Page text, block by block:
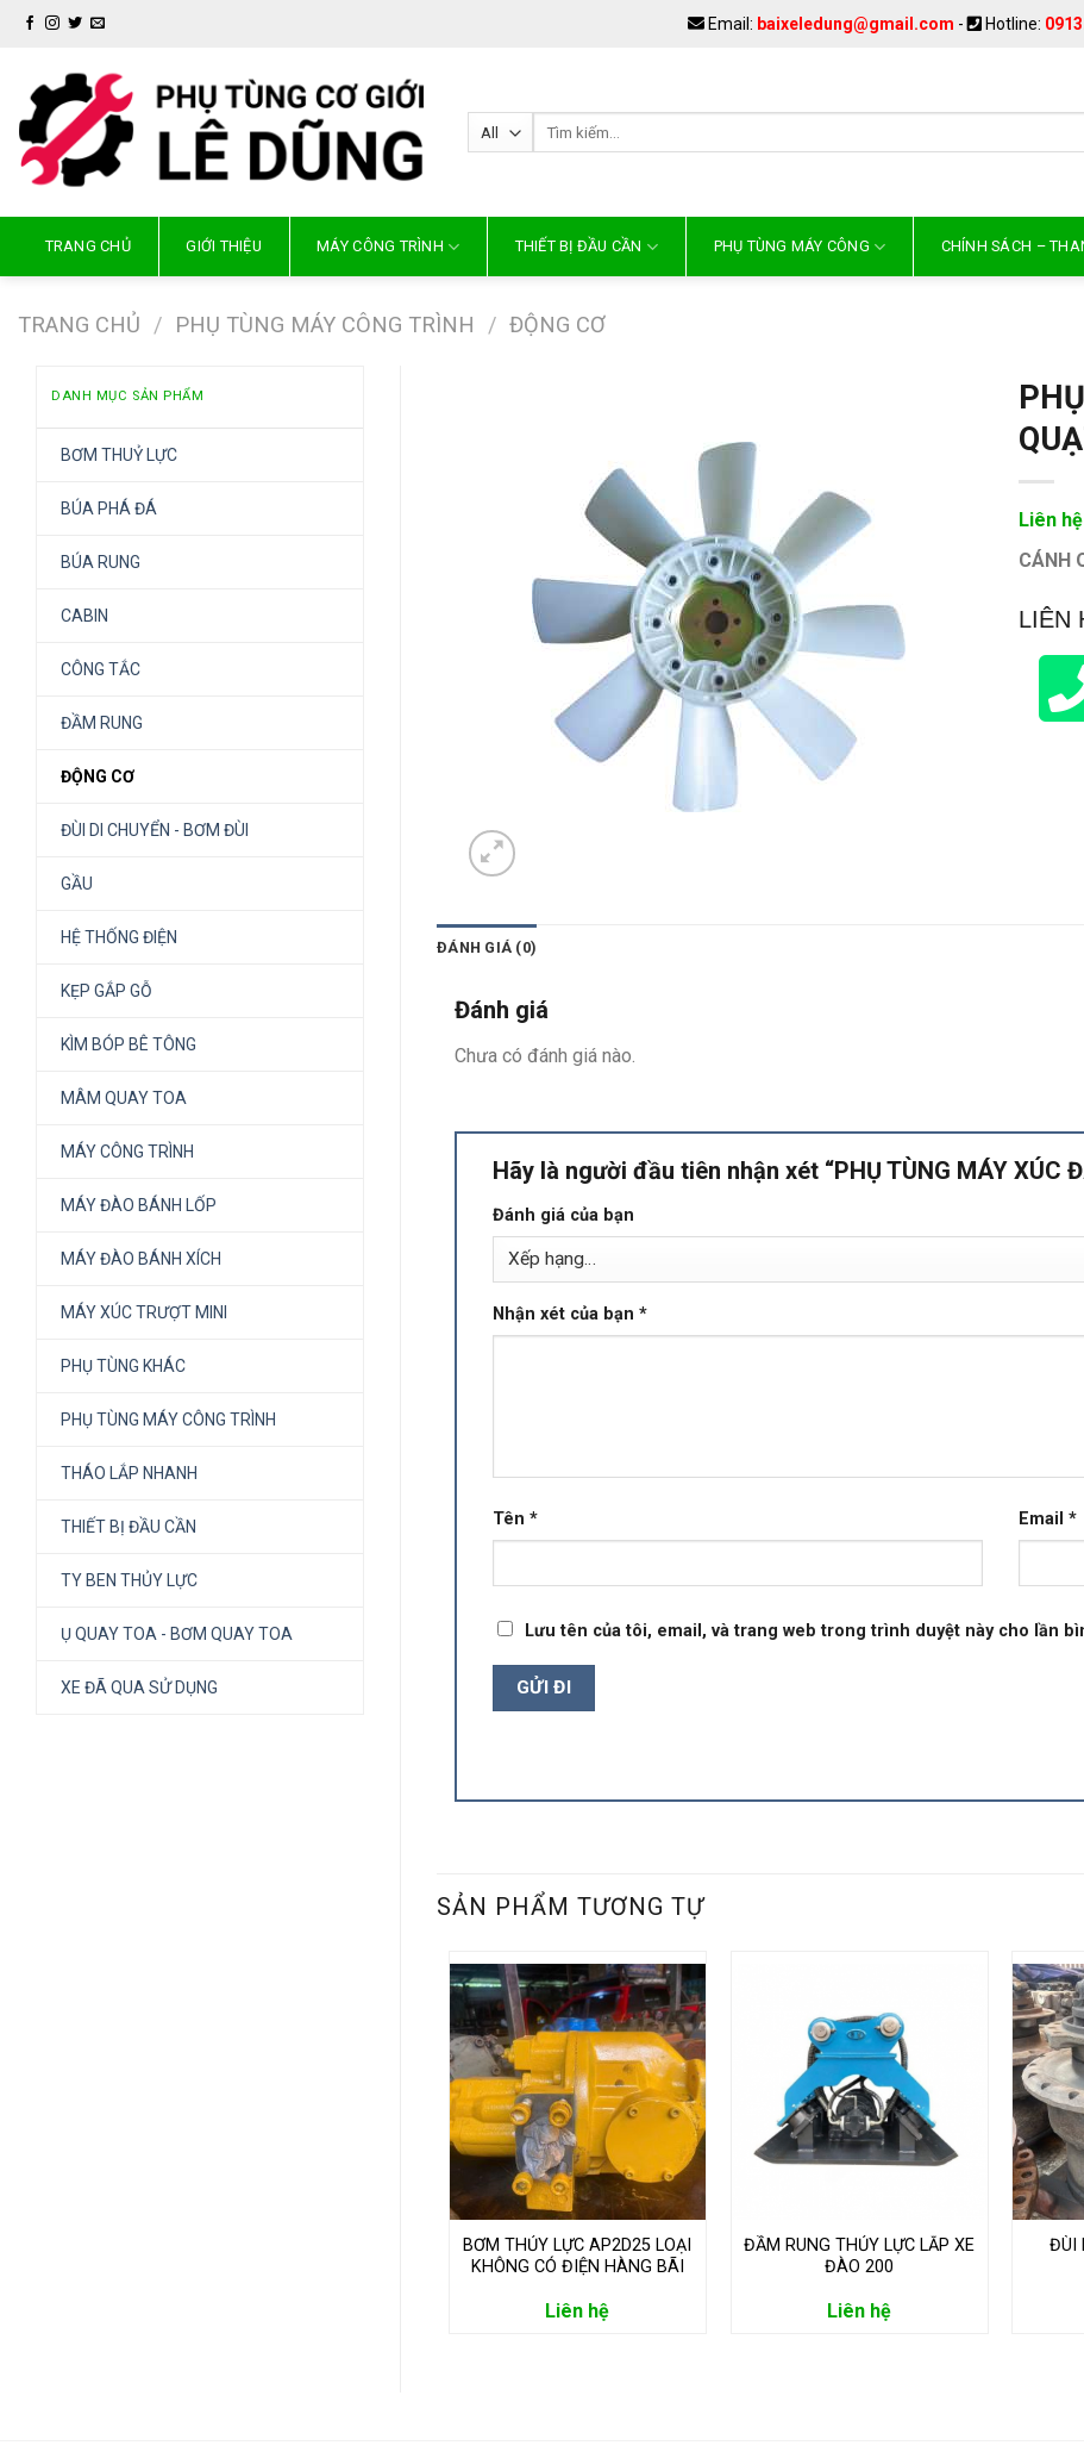
Skip
Email: baixeledung@gmail.com - Hotline:
TRANG CHỦ GIỚI THIỆU MÁY CÔNG TRÌNH THIẾT BỊ ĐẦU CẦN PHỤ TÙNG MÁY CÔNG CHÍNH SÁCH –
TRANG CHỦ / PHỤ TÙNG MÁY CÔNG TRÌNH / ĐỘNG CƠ
DANH MỤC SẢN PHẨM
BƠM THUỶ LỰC
BÚA PHÁ ĐÁ
BÚA RUNG
CABIN
CÔNG TẮC
ĐẦM RUNG
ĐỘNG CƠ
ĐÙI DI CHUYỂN - BƠM ĐÙI
GẦU
HỆ THỐNG ĐIỆN
KẸP GẮP GỖ
KÌM BÓP BÊ TÔNG
MÂM QUAY TOA
MÁY CÔNG TRÌNH
MÁY ĐÀO BÁNH LỐP
MÁY ĐÀO BÁNH XÍCH
MÁY XÚC TRƯỢT MINI
PHỤ TÙNG KHÁC
PHỤ TÙNG MÁY CÔNG TRÌNH
THÁO LẮP NHANH
THIẾT BỊ ĐẦU CẦN
TY BEN THỦY LỰC
Ụ QUAY TOA - BƠM QUAY TOA
XE ĐÃ QUA SỬ DỤNG
Liên hệ
CÁNH
LIÊN
ĐÁNH GIÁ (0)
Đánh giá
Chưa có đánh giá nào.
Hãy là người đầu tiên nhận xét “PHỤ TÙNG MÁY XÚC
Đánh giá của bạn
Nhận xét của bạn *
Tên * Email *
Lưu tên của tôi, email, và trang web trong trình duyệt này cho lần
SẢN PHẨM TƯƠNG TỰ
BƠM THỦY LỰC AP2D25 LOẠI
KHÔNG CÓ ĐIỆN HÀNG BÃI
Liên hệ
ĐẦM RUNG THỦY LỰC LẮP XE
ĐÀO 200
Liên hệ
ĐÙI